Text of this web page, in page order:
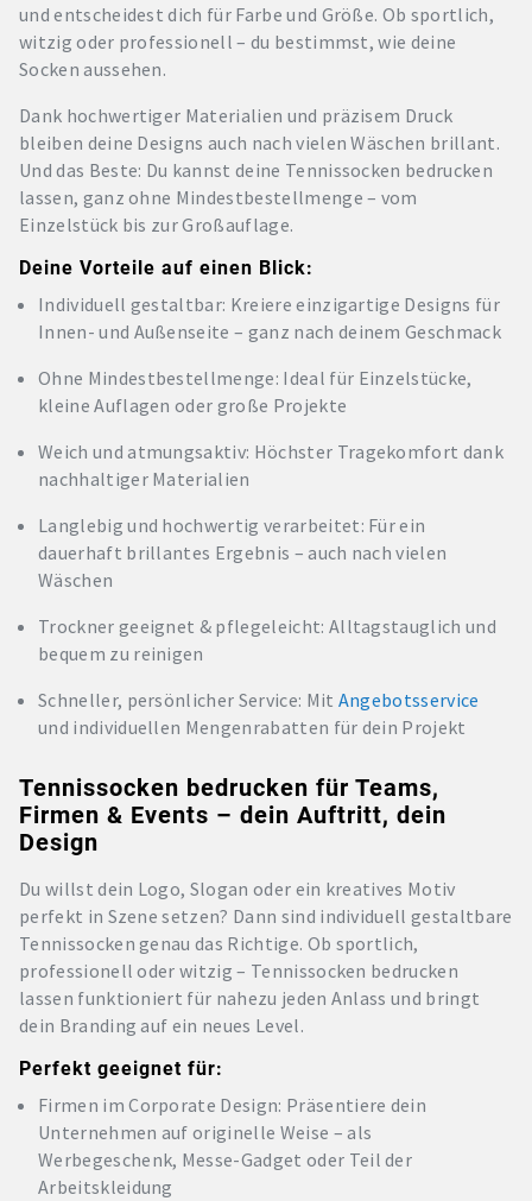
und entscheidest dich für Farbe und Größe. Ob sportlich,
witzig oder professionell – du bestimmst, wie deine
Socken aussehen.
Dank hochwertiger Materialien und präzisem Druck
bleiben deine Designs auch nach vielen Wäschen brillant.
Und das Beste: Du kannst deine Tennissocken bedrucken
lassen, ganz ohne Mindestbestellmenge – vom
Einzelstück bis zur Großauflage.
Deine Vorteile auf einen Blick:
Individuell gestaltbar: Kreiere einzigartige Designs für
Innen- und Außenseite – ganz nach deinem Geschmack
Ohne Mindestbestellmenge: Ideal für Einzelstücke,
kleine Auflagen oder große Projekte
Weich und atmungsaktiv: Höchster Tragekomfort dank
nachhaltiger Materialien
Langlebig und hochwertig verarbeitet: Für ein
dauerhaft brillantes Ergebnis – auch nach vielen
Wäschen
Trockner geeignet & pflegeleicht: Alltagstauglich und
bequem zu reinigen
Schneller, persönlicher Service: Mit Angebotsservice
und individuellen Mengenrabatten für dein Projekt
Tennissocken bedrucken für Teams,
Firmen & Events – dein Auftritt, dein
Design
Du willst dein Logo, Slogan oder ein kreatives Motiv
perfekt in Szene setzen? Dann sind individuell gestaltbare
Tennissocken genau das Richtige. Ob sportlich,
professionell oder witzig – Tennissocken bedrucken
lassen funktioniert für nahezu jeden Anlass und bringt
dein Branding auf ein neues Level.
Perfekt geeignet für:
Firmen im Corporate Design: Präsentiere dein
Unternehmen auf originelle Weise – als
Werbegeschenk, Messe-Gadget oder Teil der
Arbeitskleidung